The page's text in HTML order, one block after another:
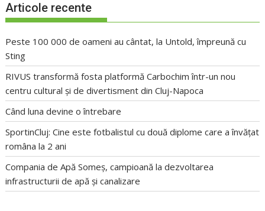
Articole recente
Peste 100 000 de oameni au cântat, la Untold, împreună cu
Sting
RIVUS transformă fosta platformă Carbochim într-un nou
centru cultural și de divertisment din Cluj-Napoca
Când luna devine o întrebare
SportinCluj: Cine este fotbalistul cu două diplome care a învățat
româna la 2 ani
Compania de Apă Someș, campioană la dezvoltarea
infrastructurii de apă și canalizare